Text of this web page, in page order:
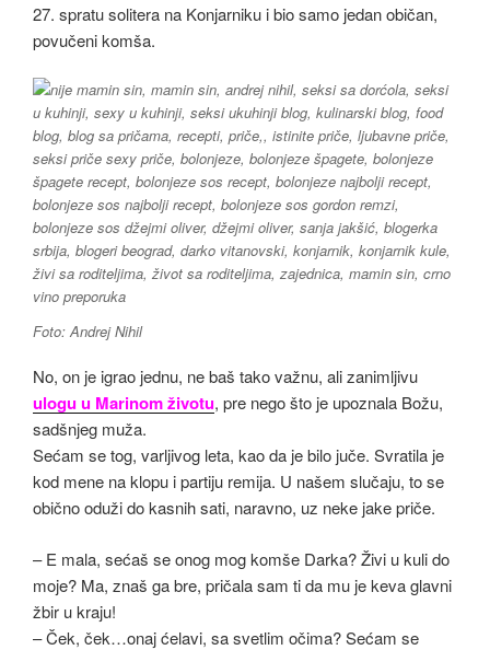
27. spratu solitera na Konjarniku i bio samo jedan običan,
povučeni komša.
Foto: Andrej Nihil
No, on je igrao jednu, ne baš tako važnu, ali zanimljivu
ulogu u Marinom životu, pre nego što je upoznala Božu,
sadšnjeg muža.
Sećam se tog, varljivog leta, kao da je bilo juče. Svratila je
kod mene na klopu i partiju remija. U našem slučaju, to se
obično oduži do kasnih sati, naravno, uz neke jake priče.
– E mala, sećaš se onog mog komše Darka? Živi u kuli do
moje? Ma, znaš ga bre, pričala sam ti da mu je keva glavni
žbir u kraju!
– Ček, ček…onaj ćelavi, sa svetlim očima? Sećam se